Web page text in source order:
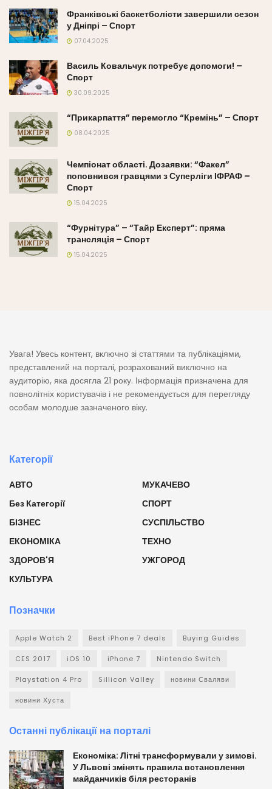
Франківські баскетболісти завершили сезон
у Дніпрі – Спорт
07.04.2025
Василь Ковальчук потребує допомоги! –
Спорт
30.09.2025
“Прикарпаття” перемогло “Кремінь” – Спорт
08.04.2025
Чемпіонат області. Дозаявки: “Факел”
поповнився гравцями з Суперліги ІФРАФ –
Спорт
15.04.2025
“Фурнітура” – “Тайр Експерт”: пряма
трансляція – Спорт
15.04.2025
Увага! Увесь контент, включно зі статтями та публікаціями,
представлений на порталі, розрахований виключно на
аудиторію, яка досягла 21 року. Інформація призначена для
повнолітніх користувачів і не рекомендується для перегляду
особам молодше зазначеного віку.
Категорії
АВТО
Без Категорії
БІЗНЕС
ЕКОНОМІКА
ЗДОРОВ'Я
КУЛЬТУРА
МУКАЧЕВО
СПОРТ
СУСПІЛЬСТВО
ТЕХНО
УЖГОРОД
Позначки
Apple Watch 2 Best iPhone 7 deals Buying Guides
CES 2017 iOS 10 iPhone 7 Nintendo Switch
Playstation 4 Pro Sillicon Valley новини Сваляви
новини Хуста
Останні публікації на порталі
Економіка: Літні трансформували у зимові.
У Львові змінять правила встановлення
майданчиків біля ресторанів